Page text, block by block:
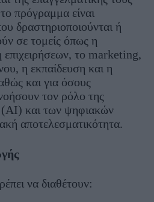
πρόγραμμα είναι
δραστηριοποιούνται ή
σε τομείς όπως η
επιχειρήσεων, το marketing,
η εκπαίδευση και η
και για όσους
τον ρόλο της
και των ψηφιακών
αποτελεσματικότητα.
να διαθέτουν: